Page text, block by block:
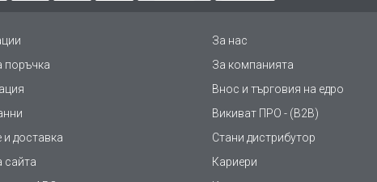
За нас
поръчка
За компанията
Внос и търговия на едро
Викиват ПРО - (B2B)
и доставка
Стани дистрибутор
сайта
Кариери